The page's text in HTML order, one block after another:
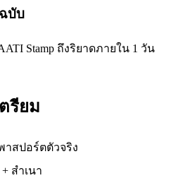
บับ
Stamp ถึงริยาดภายใน 1 วัน
รียม
สปอร์ตตัวจริง
สำเนา